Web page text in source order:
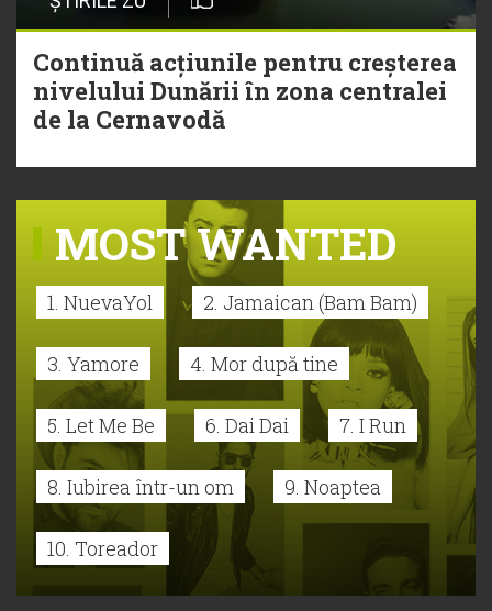
Continuă acțiunile pentru creșterea
nivelului Dunării în zona centralei
de la Cernavodă
MOST WANTED
1. NuevaYol 2. Jamaican (Bam Bam)
3. Yamore 4. Mor după tine
5. Let Me Be 6. Dai Dai 7. I Run
8. Iubirea într-un om 9. Noaptea
10. Toreador